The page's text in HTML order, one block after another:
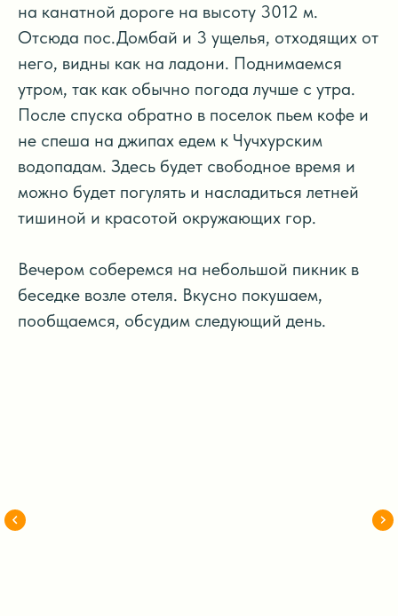
на канатной дороге на высоту 3012 м.
Отсюда пос.Домбай и 3 ущелья, отходящих от
него, видны как на ладони. Поднимаемся
утром, так как обычно погода лучше с утра.
После спуска обратно в поселок пьем кофе и
не спеша на джипах едем к Чучхурским
водопадам. Здесь будет свободное время и
можно будет погулять и насладиться летней
тишиной и красотой окружающих гор.
Вечером соберемся на небольшой пикник в
беседке возле отеля. Вкусно покушаем,
пообщаемся, обсудим следующий день.